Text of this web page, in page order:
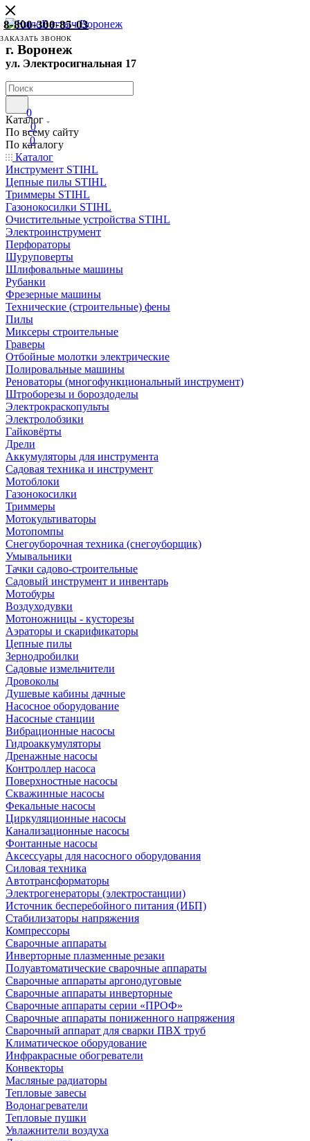
г. Воронеж
ул. Электросигнальная 17
Каталог
По всему сайту
По каталогу
Каталог
Инструмент STIHL
Цепные пилы STIHL
Триммеры STIHL
Газонокосилки STIHL
Очистительные устройства STIHL
Электроинструмент
Перфораторы
Шуруповерты
Шлифовальные машины
Рубанки
Фрезерные машины
Технические (строительные) фены
Пилы
Миксеры строительные
Граверы
Отбойные молотки электрические
Полировальные машины
Реноваторы (многофункциональный инструмент)
Штроборезы и бороздоделы
Электрокраскопульты
Электролобзики
Гайковёрты
Дрели
Аккумуляторы для инструмента
Садовая техника и инструмент
Мотоблоки
Газонокосилки
Триммеры
Мотокультиваторы
Мотопомпы
Снегоуборочная техника (снегоуборщик)
Умывальники
Тачки садово-строительные
Садовый инструмент и инвентарь
Мотобуры
Воздуходувки
Мотоножницы - кусторезы
Аэраторы и скарификаторы
Цепные пилы
Зернодробилки
Садовые измельчители
Дровоколы
Душевые кабины дачные
Насосное оборудование
Насосные станции
Вибрационные насосы
Гидроаккумуляторы
Дренажные насосы
Контроллер насоса
Поверхностные насосы
Скважинные насосы
Фекальные насосы
Циркуляционные насосы
Канализационные насосы
Фонтанные насосы
Аксессуары для насосного оборудования
Силовая техника
Автотрансформаторы
Электрогенераторы (электростанции)
Источник бесперебойного питания (ИБП)
Стабилизаторы напряжения
Компрессоры
Сварочные аппараты
Инверторные плазменные резаки
Полуавтоматические сварочные аппараты
Сварочные аппараты аргонодуговые
Сварочные аппараты инверторные
Сварочные аппараты серии «ПРОФ»
Сварочные аппараты пониженного напряжения
Сварочный аппарат для сварки ПВХ труб
Климатическое оборудование
Инфракрасные обогреватели
Конвекторы
Масляные радиаторы
Тепловые завесы
Водонагреватели
Тепловые пушки
Увлажнители воздуха
8-800-300-85-03
ЗАКАЗАТЬ ЗВОНОК
0
0
0